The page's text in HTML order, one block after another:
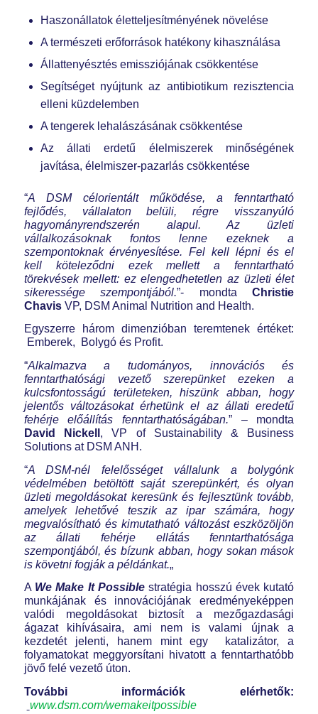
Haszonállatok életteljesítményének növelése
A természeti erőforrások hatékony kihasználása
Állattenyésztés emissziójának csökkentése
Segítséget nyújtunk az antibiotikum rezisztencia
elleni küzdelemben
A tengerek lehalászásának csökkentése
Az állati erdetű élelmiszerek minőségének
javítása, élelmiszer-pazarlás csökkentése
“A DSM célorientált működése, a fenntartható
fejlődés, vállalaton belüli, régre visszanyúló
hagyományrendszerén alapul. Az üzleti
vállalkozásoknak fontos lenne ezeknek a
szempontoknak érvényesítése. Fel kell lépni és el
kell köteleződni ezek mellett a fenntartható
törekvések mellett: ez elengedhetetlen az üzleti élet
sikeressége szempontjából.”- mondtaChristie
ChavisVP, DSM Animal Nutrition and Health.
Egyszerre három dimenzióban teremtenek értéket:
Emberek, Bolygó és Profit.
“Alkalmazva a tudományos, innovációs és
fenntarthatósági vezető szerepünket ezeken a
kulcsfontosságú területeken, hiszünk abban, hogy
jelentős változásokat érhetünk el az állati eredetű
fehérje előállítás fenntarthatóságában.” – mondta
David Nickell , VP of Sustainability & Business
Solutions at DSM ANH.
“A DSM-nél felelősséget vállalunk a bolygónk
védelmében betöltött saját szerepünkért, és olyan
üzleti megoldásokat keresünk és fejlesztünk tovább,
amelyek lehetővé teszik az ipar számára, hogy
megvalósítható és kimutatható változást eszközöljön
az állati fehérje ellátás fenntarthatósága
szempontjából, és bízunk abban, hogy sokan mások
is követni fogják a példánkat.„
A We Make It Possible stratégia hosszú évek kutató
munkájának és innovációjának eredményeképpen
valódi megoldásokat biztosít a mezőgazdasági
ágazat kihívásaira, ami nem is valami újnak a
kezdetét jelenti, hanem mint egy katalizátor, a
folyamatokat meggyorsítani hivatott a fenntarthatóbb
jövő felé vezető úton.
További információk elérhetők:
www.dsm.com/wemakeitpossible